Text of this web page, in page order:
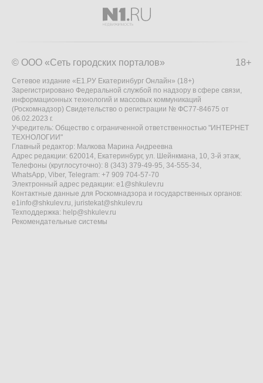
18+
© ООО «Сеть городских порталов»
Сетевое издание «Е1.РУ Екатеринбург Онлайн» (18+)
Зарегистрировано Федеральной службой по надзору в сфере связи,
информационных технологий и массовых коммуникаций
(Роскомнадзор) Свидетельство о регистрации № ФС77-84675 от
06.02.2023 г.
Учредитель: Общество с ограниченной ответственностью "ИНТЕРНЕТ
ТЕХНОЛОГИИ"
Главный редактор: Малкова Марина Андреевна
Адрес редакции: 620014, Екатеринбург, ул. Шейнкмана, 10, 3-й этаж,
Телефоны (круглосуточно): 8 (343) 379-49-95, 34-555-34,
WhatsApp, Viber, Telegram: +7 909 704-57-70
Электронный адрес редакции: e1@shkulev.ru
Контактные данные для Роскомнадзора и государственных органов:
e1info@shkulev.ru, juristekat@shkulev.ru
Техподдержка: help@shkulev.ru
Рекомендательные системы